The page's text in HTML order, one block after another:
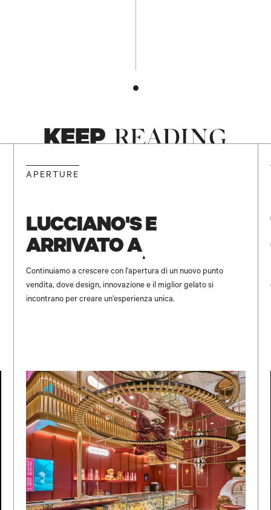
KEEP READING
APERTURE
LUCCIANO'S È
ARRIVATO A
UNICENTER ✨
Continuiamo a crescere con l'apertura di un nuovo punto
vendita, dove design, innovazione e il miglior gelato si
incontrano per creare un'esperienza unica.